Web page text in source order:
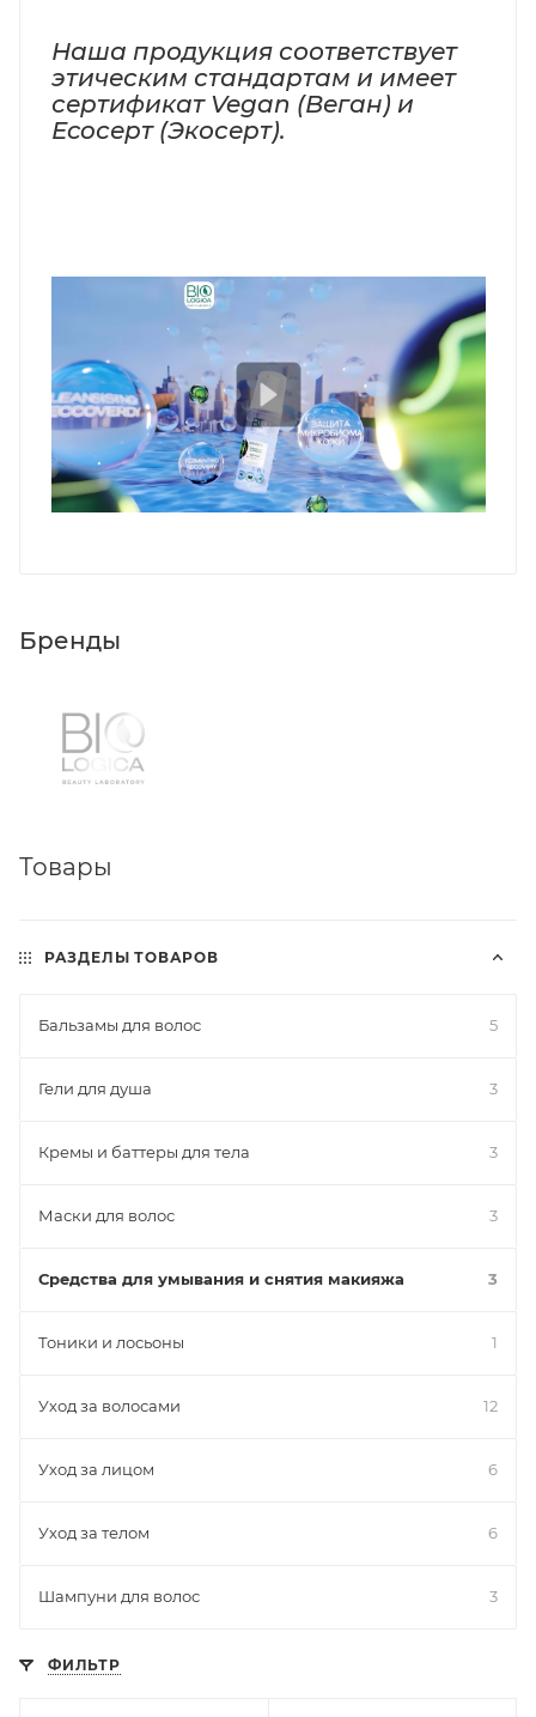
Наша продукция соответствует
этическим стандартам и имеет
сертификат Vegan (Веган) и
Ecoсерт (Экосерт).
Бренды
Товары
РАЗДЕЛЫ ТОВАРОВ
Бальзамы для волос 5
Гели для душа 3
Кремы и баттеры для тела 3
Маски для волос 3
Средства для умывания и снятия макияжа 3
Тоники и лосьоны 1
Уход за волосами 12
Уход за лицом 6
Уход за телом 6
Шампуни для волос 3
ФИЛЬТР